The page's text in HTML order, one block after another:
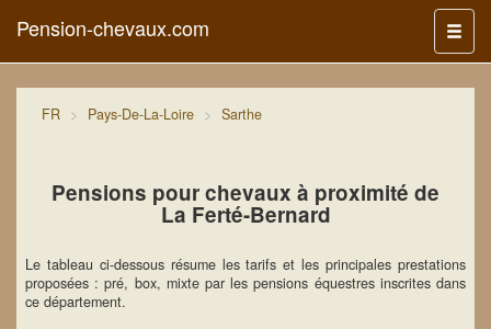
Menu
Pension-chevaux.com
FR Pays-De-La-Loire Sarthe
Pensions pour chevaux à proximité de
La Ferté-Bernard
Le tableau ci-dessous résume les tarifs et les principales prestations
proposées : pré, box, mixte par les pensions équestres inscrites dans
ce département.